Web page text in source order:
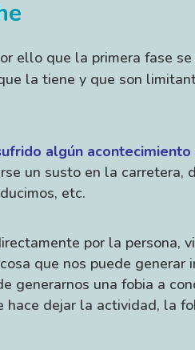
ello que la primera fase
la tiene y que son
algún
un susto en la carretera,
etc.
por la persona,
que nos puede generar
una fobia a
dejar la actividad, la